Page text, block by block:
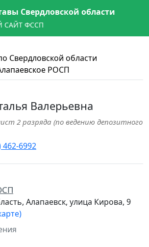
Свердловской области
САЙТ ФССП
Свердловской области
РОСП
Валерьевна
2 разряда (по ведению депозитного
462-6992
Алапаевск, улица Кирова, 9